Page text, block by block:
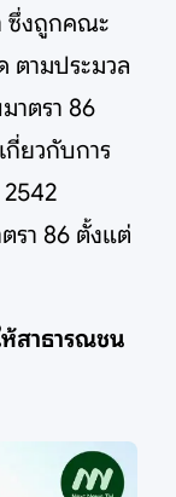
ซึ่งถูกคณะ
ตามประมวล
าตรา 86
ยวกับการ
รา 86 ตั้งแต่
สาธารณชน